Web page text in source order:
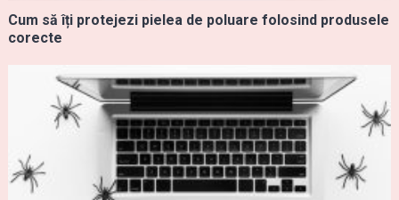
Cum să îți protejezi pielea de poluare folosind produsele
corecte